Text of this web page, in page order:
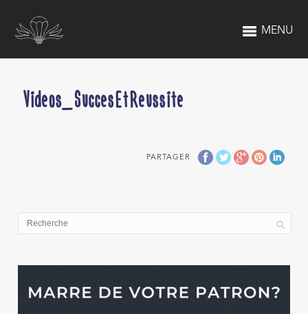
MENU
Videos_SuccesEtReussite
PARTAGER